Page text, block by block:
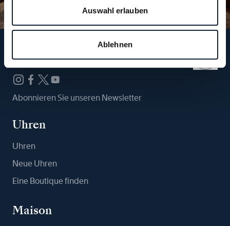
Auswahl erlauben
Ablehnen
Abonnieren Sie unseren Newsletter
Uhren
Uhren
Neue Uhren
Eine Boutique finden
Maison